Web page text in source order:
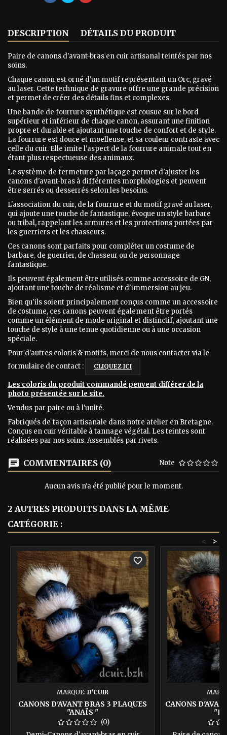
DESCRIPTION DÉTAILS DU PRODUIT
Paire de canons d'avant-bras en cuir artisanal teintés par nos
soins.
Chaque canon est orné d'un motif représentant un Orc, gravé
au laser. Cette technique de gravure offre une grande précision
et permet de créer des détails fins et complexes.
Une bande de fourrure synthétique est cousue sur le bord
supérieur et inférieur de chaque canon, assurant une finition
propre et durable et ajoutant une touche de confort et de style.
La fourrure est douce et moelleuse, et sa couleur contraste avec
celle du cuir. Elle imite l'aspect de la fourrure animale tout en
étant plus respectueuse des animaux.
Le système de fermeture par laçage permet d'ajuster les
canons d'avant-bras à différentes morphologies et peuvent
être serrés ou desserrés selon les besoins.
L'association du cuir, de la fourrure et du motif gravé au laser,
qui ajoute une touche de fantastique, évoque un style barbare
ou tribal, rappelant les armures et les protections portées par
les guerriers et les chasseurs.
Ces canons sont parfaits pour compléter un costume de
barbare, de guerrier, de chasseur ou de personnage
fantastique.
Ils peuvent également être utilisés comme accessoire de GN,
ajoutant une touche de réalisme et d'immersion au jeu.
Bien qu'ils soient principalement conçus comme un accessoire
de costume, ces canons peuvent également être portés
comme un élément de mode original et distinctif, ajoutant une
touche de style à une tenue quotidienne ou à une occasion
spéciale.
Pour d'autres coloris & motifs, merci de nous contacter via le
formulaire de contact :
CLIQUEZ ICI
Les coloris du produit commandé peuvent différer de la
photo présentée sur le site.
Vendus par paire ou à l'unité.
Fabriqués de façon artisanale dans notre atelier en Bretagne.
Conçus en cuir véritable à tannage végétal. Les teintes sont
réalisées par nos soins. Assemblés par rivets.
COMMENTAIRES (0) Note
Aucun avis n'a été publié pour le moment.
2 AUTRES PRODUITS DANS LA MÊME
CATÉGORIE :
>
<
MARQUE: D'CUIR
CANONS D'AVANT BRAS 3 PLAQUES
"ANAÏS "
(0)
favorite_border
CANONS